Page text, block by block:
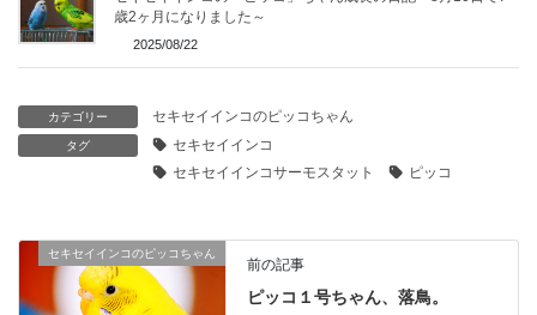
歳2ヶ月になりました～
2025/08/22
カテゴリー セキセイインコのピッコちゃん
タグ
セキセイインコ
セキセイインコサーモスタット
ピッコ
セキセイインコのピッコちゃん
前の記事
ピッコ１号ちゃん、落鳥。